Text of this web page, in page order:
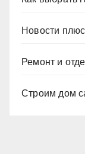
Новости плюс
Ремонт и
Строим дом